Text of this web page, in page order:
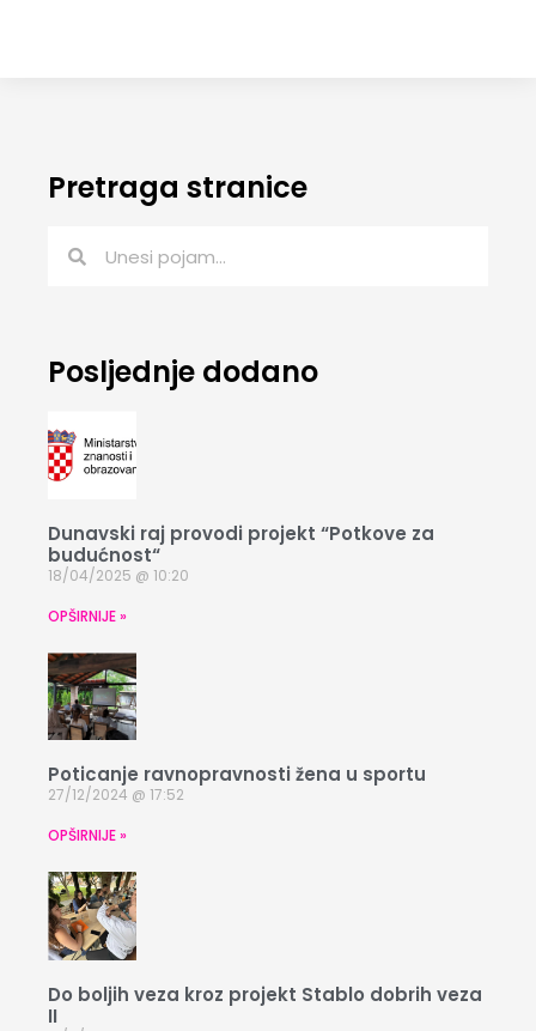
Pretraga stranice
Posljednje dodano
Dunavski raj provodi projekt “Potkove za
budućnost“
18/04/2025
10:20
OPŠIRNIJE »
Poticanje ravnopravnosti žena u sportu
27/12/2024
17:52
OPŠIRNIJE »
Do boljih veza kroz projekt Stablo dobrih veza
II